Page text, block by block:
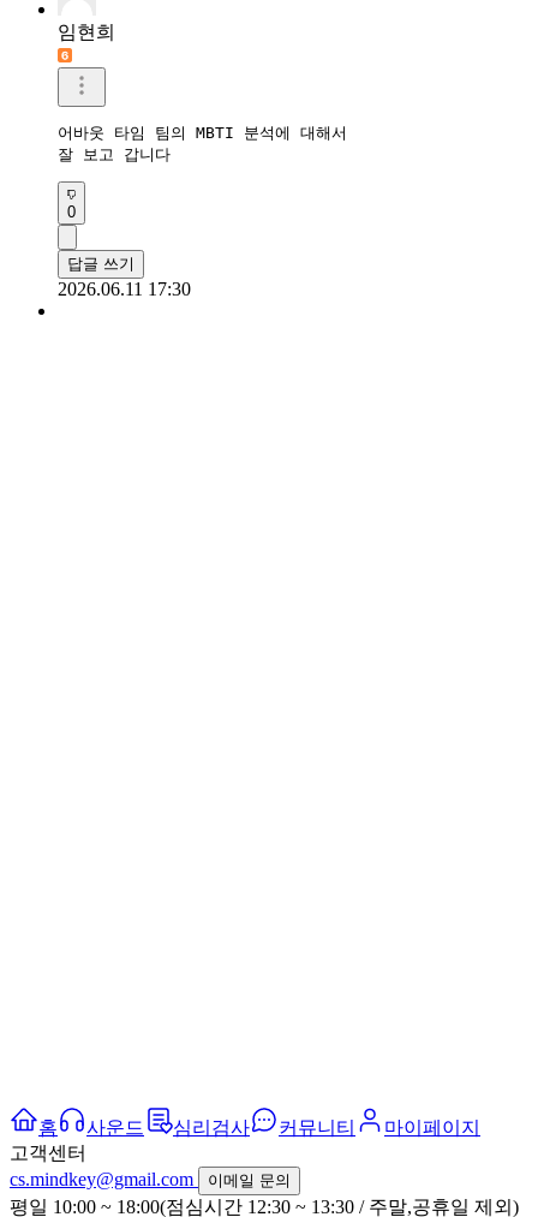
임현희
어바웃 타임 팀의 MBTI 분석에 대해서
잘 보고 갑니다
0
답글 쓰기
2026.06.11 17:30
홈 사운드 심리검사 커뮤니티
마이페이지
고객센터
cs.mindkey@gmail.com
이메일 문의
평일 10:00 ~ 18:00(점심시간 12:30 ~ 13:30 / 주말,공휴일 제외)